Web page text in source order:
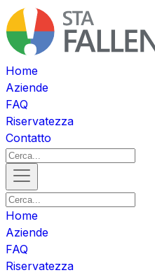
Home
Aziende
FAQ
Riservatezza
Contatto
Home
Aziende
FAQ
Riservatezza